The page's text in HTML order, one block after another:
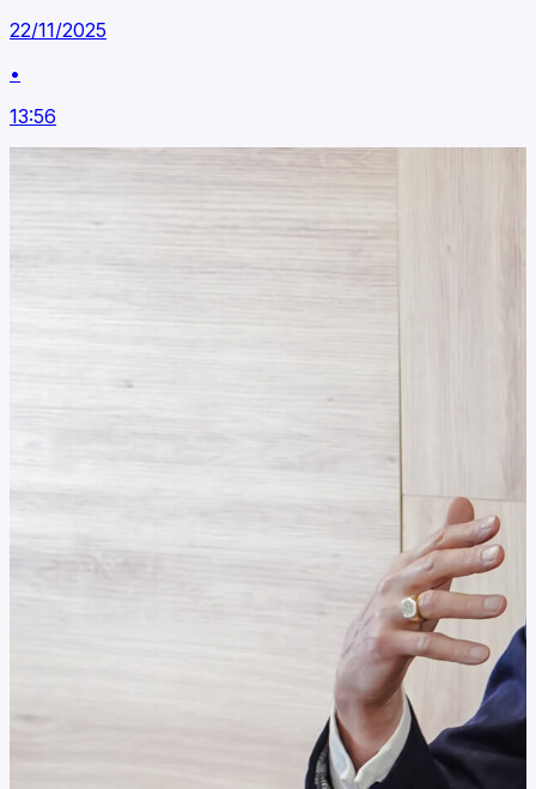
22/11/2025
•
13:56